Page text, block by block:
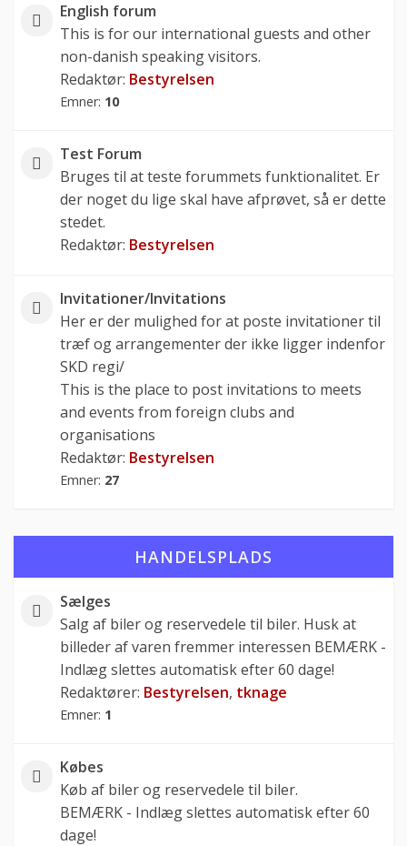
English forum
This is for our international guests and other
non-danish speaking visitors.
Redaktør: Bestyrelsen
Emner: 10
Test Forum
Bruges til at teste forummets funktionalitet. Er
der noget du lige skal have afprøvet, så er dette
stedet.
Redaktør: Bestyrelsen
Invitationer/Invitations
Her er der mulighed for at poste invitationer til
træf og arrangementer der ikke ligger indenfor
SKD regi/
This is the place to post invitations to meets
and events from foreign clubs and
organisations
Redaktør: Bestyrelsen
Emner: 27
HANDELSPLADS
Sælges
Salg af biler og reservedele til biler. Husk at
billeder af varen fremmer interessen BEMÆRK -
Indlæg slettes automatisk efter 60 dage!
Redaktører: Bestyrelsen, tknage
Emner: 1
Købes
Køb af biler og reservedele til biler.
BEMÆRK - Indlæg slettes automatisk efter 60
dage!